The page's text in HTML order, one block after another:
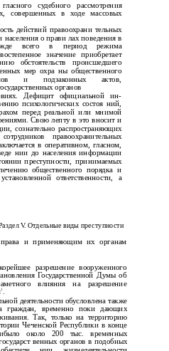
судебного рассмотрения
совершенных в ходе массовых
действий правоохрани­ тельных
населения о прави­ лах поведения в
всего в период режима
значение приобретает
обстоятельств происшедшего
мер охра­ ны общественного
и подзаконных актов,
органов
Дефицит официальной ин­
психологических состоя­ ний,
перед реальной или мнимой
Свою лепту в это вносит и
сознательно распространяющих
правоохранительных
в оперативном, гласном,
нии до населения информации
преступности, принимаемых
общественного порядка и
ответственности, а
V. Отдельные виды преступности
и применяющим их органам
разрешение вооруженного
Государственной Думы об
влияния на разрешение
1.
деятельности обусловлена также
граждан, временно поки­ дающих
Так, только на территорию
Чеченской Республики в конце
около 200 тыс. временных
венных органов в подобных